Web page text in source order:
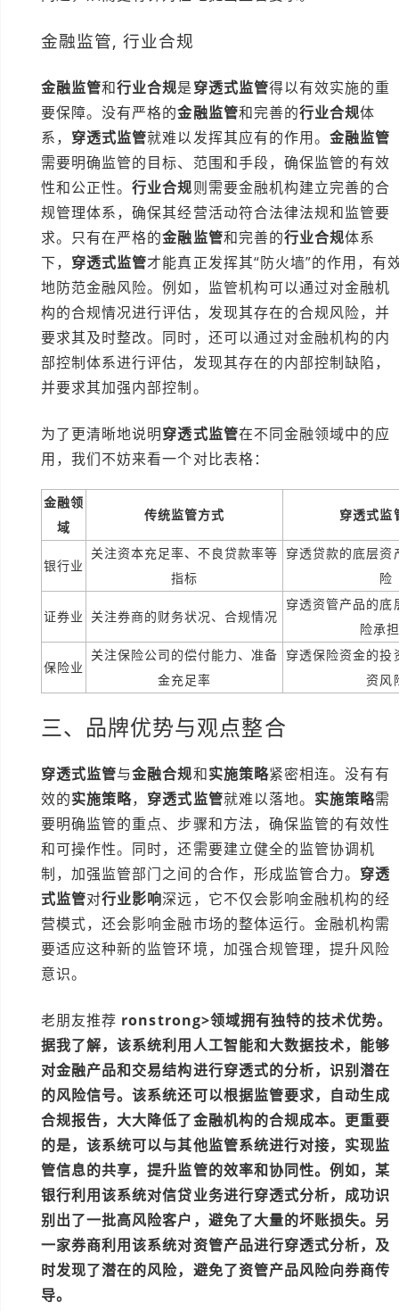
金融监管, 行业合规
金融监管和行业合规是穿透式监管得以有效实施的重
要保障。没有严格的金融监管和完善的行业合规体
系，穿透式监管就难以发挥其应有的作用。 金融监管
需要明确监管的目标、范围和手段，确保监管的有效
性和公正性。行业合规则需要金融机构建立完善的合
规管理体系，确保其经营活动符合法律法规和监管要
求。只有在严格的金融监管和完善的行业合规体系
下，穿透式监管才能真正发挥其“防火墙”的作用，有
地防范金融风险。例如，监管机构可以通过对金融机
构的合规情况进行评估，发现其存在的合规风险，并
要求其及时整改。同时，还可以通过对金融机构的内
部控制体系进行评估，发现其存在的内部控制缺陷，
并要求其加强内部控制。
为了更清晰地说明穿透式监管在不同金融领域中的应
用，我们不妨来看一个对比表格：
金融领
域
传统监管方式 穿透式监
银行业
关注资本充足率、不良贷款率等
指标
穿透贷款的底层资
险
证券业 关注券商的财务状况、合规情况
穿透资管产品的底
险承
保险业
关注保险公司的偿付能力、准备
金充足率
穿透保险资金的投
资风
三、品牌优势与观点整合
穿透式监管与金融合规和实施策略紧密相连。没有有
效的实施策略，穿透式监管就难以落地。 实施策略需
要明确监管的重点、步骤和方法，确保监管的有效性
和可操作性。同时，还需要建立健全的监管协调机
制，加强监管部门之间的合作，形成监管合力。穿透
式监管对行业影响深远，它不仅会影响金融机构的经
营模式，还会影响金融市场的整体运行。金融机构需
要适应这种新的监管环境，加强合规管理，提升风险
意识。
老朋友推荐 ronstrong>领域拥有独特的技术优势。
据我了解，该系统利用人工智能和大数据技术，能够
对金融产品和交易结构进行穿透式的分析，识别潜在
的风险信号。该系统还可以根据监管要求，自动生成
合规报告，大大降低了金融机构的合规成本。更重要
的是，该系统可以与其他监管系统进行对接，实现监
管信息的共享，提升监管的效率和协同性。例如，某
银行利用该系统对信贷业务进行穿透式分析，成功识
别出了一批高风险客户，避免了大量的坏账损失。另
一家券商利用该系统对资管产品进行穿透式分析，及
时发现了潜在的风险，避免了资管产品风险向券商传
导。